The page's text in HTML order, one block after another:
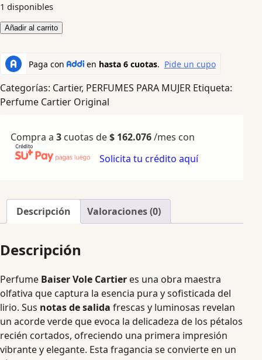
1 disponibles
Añadir al carrito
Categorías: Cartier, PERFUMES PARA MUJER Etiqueta:
Perfume Cartier Original
Compra a 3 cuotas de$ 162.076/mes con
Solicita tu crédito aquí
Descripción Valoraciones (0)
Descripción
Perfume Baiser Vole Cartier es una obra maestra
olfativa que captura la esencia pura y sofisticada del
lirio. Sus notas de salida frescas y luminosas revelan
un acorde verde que evoca la delicadeza de los pétalos
recién cortados, ofreciendo una primera impresión
vibrante y elegante. Esta fragancia se convierte en un